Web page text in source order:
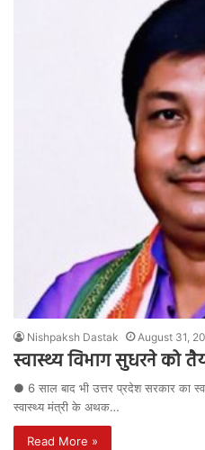
Nishpaksh Dastak August 31,
स्वास्थ्य विभाग सुधरने को
● 6 साल बाद भी उत्तर प्रदेश सरकार का
स्वास्थ्य मंत्री के अथक…
Read More »